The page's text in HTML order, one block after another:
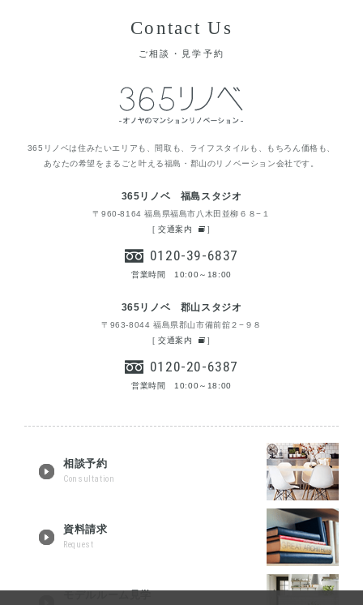
Contact Us
ご相談・見学予約
365リノベは住みたいエリアも、間取も、ライフスタイルも、もちろん価格も、
あなたの希望をまるごと叶える福島・郡山のリノベーション会社です。
365リノベ 福島スタジオ
〒960-8164 福島県福島市八木田並柳６８−１
[交通案内 ]
0120-39-6837
営業時間 10:00～18:00
365リノベ 郡山スタジオ
〒963-8044 福島県郡山市備前舘２−９８
[交通案内 ]
0120-20-6387
営業時間 10:00～18:00
相談予約
Consultation
資料請求
Request
モデルルーム見学